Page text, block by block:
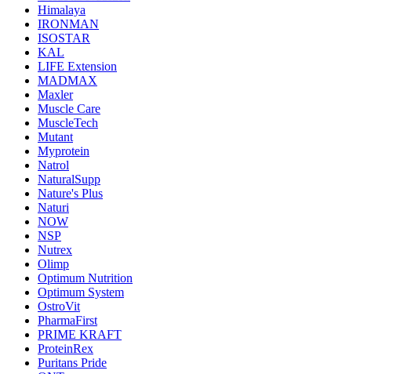
Himalaya
IRONMAN
ISOSTAR
KAL
LIFE Extension
MADMAX
Maxler
Muscle Care
MuscleTech
Mutant
Myprotein
Natrol
NaturalSupp
Nature's Plus
Naturi
NOW
NSP
Nutrex
Olimp
Optimum Nutrition
Optimum System
OstroVit
PharmaFirst
PRIME KRAFT
ProteinRex
Puritans Pride